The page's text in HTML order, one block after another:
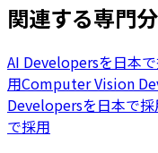
関連する専門
AI Developersを日本
用Computer Vision
Developersを日本で採
で採用